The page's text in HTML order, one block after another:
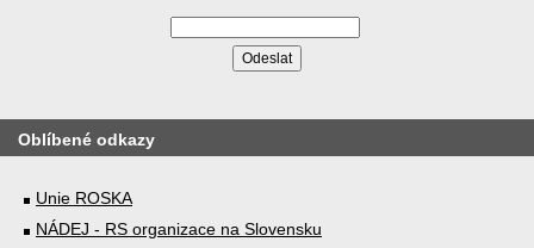
Oblíbené odkazy
Unie ROSKA
NÁDEJ - RS organizace na Slovensku